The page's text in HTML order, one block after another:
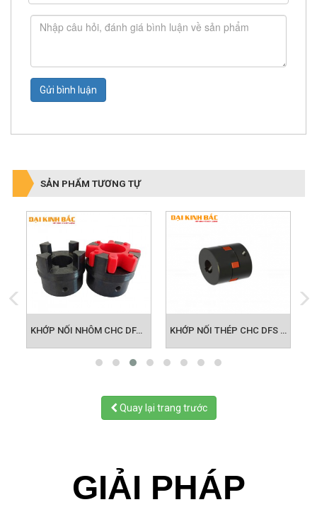
Gửi bình luận
SẢN PHẨM TƯƠNG TỰ
Quay lại trang trước
GIẢI PHÁP